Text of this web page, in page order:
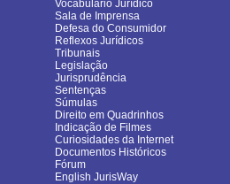
Vocabulário Jurídico
Sala de Imprensa
Defesa do Consumidor
Reflexos Jurídicos
Tribunais
Legislação
Jurisprudência
Sentenças
Súmulas
Direito em Quadrinhos
Indicação de Filmes
Curiosidades da Internet
Documentos Históricos
Fórum
English JurisWay